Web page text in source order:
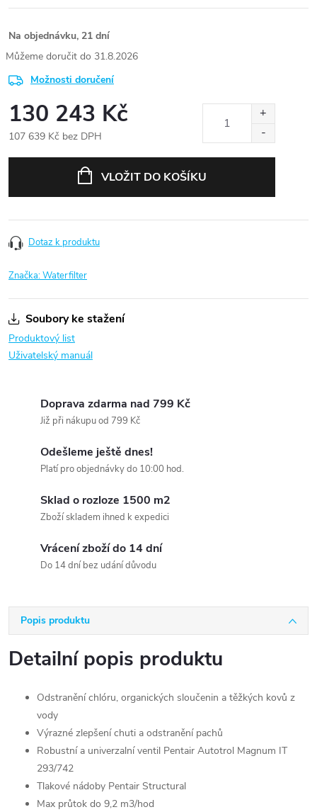
Na objednávku, 21 dní
31.8.2026
Možnosti doručení
130 243 Kč
107 639 Kč bez DPH
VLOŽIT DO KOŠÍKU
Dotaz k produktu
Značka:Waterfilter
Soubory ke stažení
Produktový list
Uživatelský manuál
Doprava zdarma nad 799 Kč
Již při nákupu od 799 Kč
Odešleme ještě dnes!
Platí pro objednávky do 10:00 hod.
Sklad o rozloze 1500 m2
Zboží skladem ihned k expedici
Vrácení zboží do 14 dní
Do 14 dní bez udání důvodu
Popis produktu
Detailní popis produktu
Odstranění chlóru, organických sloučenin a těžkých kovů z
vody
Výrazné zlepšení chuti a odstranění pachů
Robustní a univerzalní ventil Pentair Autotrol Magnum IT
293/742
Tlakové nádoby Pentair Structural
Max průtok do 9,2 m3/hod